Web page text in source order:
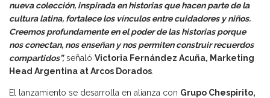
nueva colección, inspirada en historias que hacen parte de la
cultura latina, fortalece los vínculos entre cuidadores y niños.
Creemos profundamente en el poder de las historias porque
nos conectan, nos enseñan y nos permiten construir recuerdos
compartidos”,señaló Victoria Fernández Acuña, Marketing
Head Argentina at Arcos Dorados
El lanzamiento se desarrolla en alianza con Grupo Chespirito,